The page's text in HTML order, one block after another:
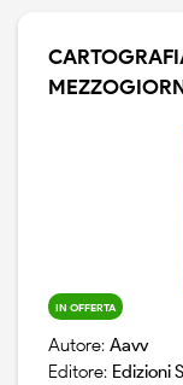
IN OFFERTA
Autore: Aavv
Editore: Edizioni